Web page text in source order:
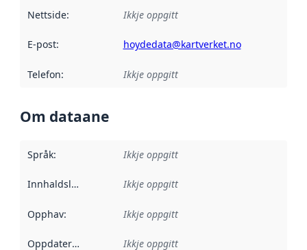
Nettside: Ikkje oppgitt
E-post: hoydedata@kartverket.no
Telefon: Ikkje oppgitt
Om dataane
Språk: Ikkje oppgitt
Innhaldsleverandørar :
Ikkje oppgitt
Opphav: Ikkje oppgitt
Oppdateringsfrekvens :
Ikkje oppgitt